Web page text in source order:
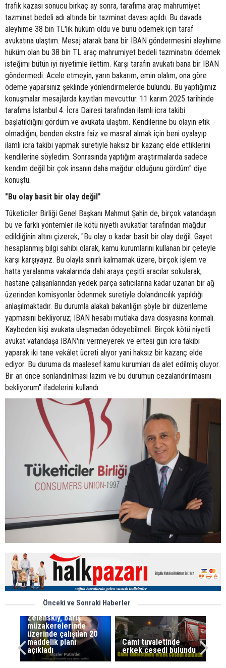
trafik kazası sonucu birkaç ay sonra, tarafıma araç mahrumiyet
tazminat bedeli adı altında bir tazminat davası açıldı. Bu davada
aleyhime 38 bin TL'lik hüküm oldu ve bunu ödemek için taraf
avukatına ulaştım. Mesaj atarak bana bir IBAN göndermesini aleyhime
hüküm olan bu 38 bin TL araç mahrumiyet bedeli tazminatını ödemek
isteğimi bütün iyi niyetimle ilettim. Karşı tarafın avukatı bana bir IBAN
göndermedi. Acele etmeyin, yarın bakarım, emin olalım, ona göre
ödeme yaparsınız şeklinde yönlendirmelerde bulundu. Bu yaptığımız
konuşmalar mesajlarda kayıtları mevcuttur. 11 karım 2025 tarihinde
tarafıma İstanbul 4. İcra Dairesi tarafından ilamlı icra takibi
başlatıldığını gördüm ve avukata ulaştım. Kendilerine bu olayın etik
olmadığını, benden ekstra faiz ve masraf almak için beni oyalayıp
ilamlı icra takibi yapmak suretiyle haksız bir kazanç elde ettiklerini
kendilerine söyledim. Sonrasında yaptığım araştırmalarda sadece
kendim değil bir çok insanın daha mağdur olduğunu gördüm" diye
konuştu.
"Bu olay basit bir olay değil"
Tüketiciler Birliği Genel Başkanı Mahmut Şahin de, birçok vatandaşın
bu ve farklı yöntemler ile kötü niyetli avukatlar tarafından mağdur
edildiğinin altını çizerek, "Bu olay o kadar basit bir olay değil. Gayet
hesaplanmış bilgi sahibi olarak, kamu kurumlarını kullanan bir çeteyle
karşı karşıyayız. Bu olayla sınırlı kalmamak üzere, birçok işlem ve
hatta yaralanma vakalarında dahi araya çeşitli aracılar sokularak;
hastane çalışanlarından yedek parça satıcılarına kadar uzanan bir ağ
üzerinden komisyonlar ödenmek suretiyle dolandırıcılık yapıldığı
anlaşılmaktadır. Bu durumla alakalı bakanlığın şöyle bir düzenleme
yapmasını bekliyoruz; IBAN hesabı mutlaka dava dosyasına konmalı.
Kaybeden kişi avukata ulaşmadan ödeyebilmeli. Birçok kötü niyetli
avukat vatandaşa IBAN'ını vermeyerek ve ertesi gün icra takibi
yaparak iki tane vekâlet ücreti alıyor yani haksız bir kazanç elde
ediyor. Bu duruma da maalesef kamu kurumları da alet edilmiş oluyor.
Bir an önce sonlandırılması lazım ve bu durumun cezalandırılmasını
bekliyorum" ifadelerini kullandı.
Önceki ve Sonraki Haberler
Zelenskiy, barış
müzakerelerinde
üzerinde çalışılan 20
maddelik planı
açıkladı
Cami tuvaletinde
erkek cesedi bulundu